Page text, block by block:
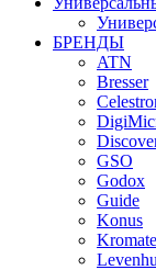
БРЕНДЫ
ATN
Bresser
GSO
Godox
Guide
Konus